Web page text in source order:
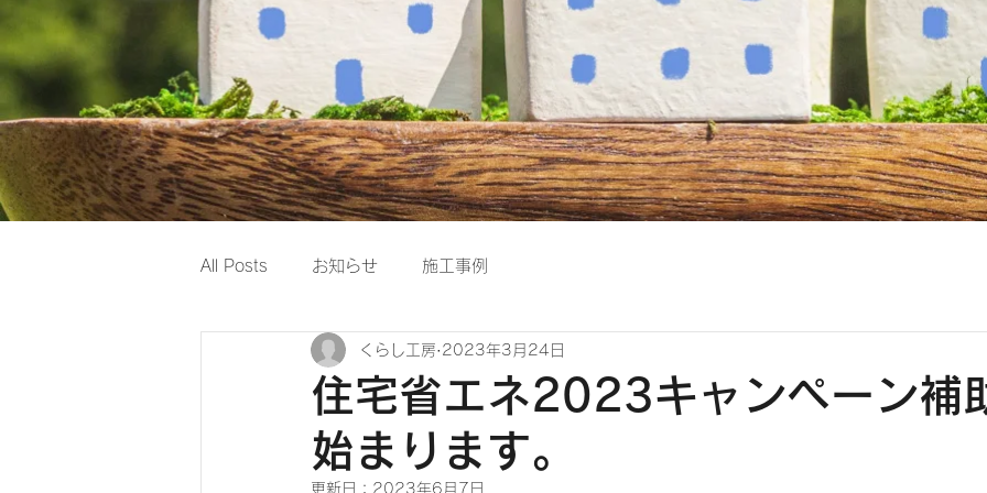
All Posts お知らせ 施工事例
住宅省エネ2023キャンペーン補
始まります。
くらし工房 2023年3月24日
更新日： 2023年6月7日